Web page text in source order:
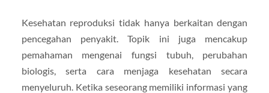
Kesehatan reproduksi tidak hanya berkaitan dengan
pencegahan penyakit. Topik ini juga mencakup
pemahaman mengenai fungsi tubuh, perubahan
biologis, serta cara menjaga kesehatan secara
menyeluruh. Ketika seseorang memiliki informasi yang